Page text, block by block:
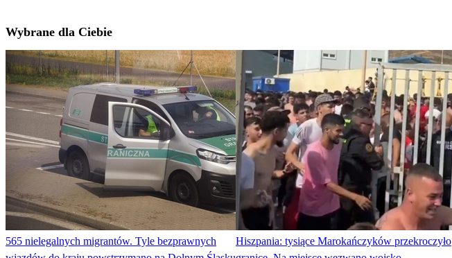
Wybrane dla Ciebie
565 nielegalnych migrantów. Tyle bezprawnych
Hiszpania: tysiące Marokańczyków przekroczyło